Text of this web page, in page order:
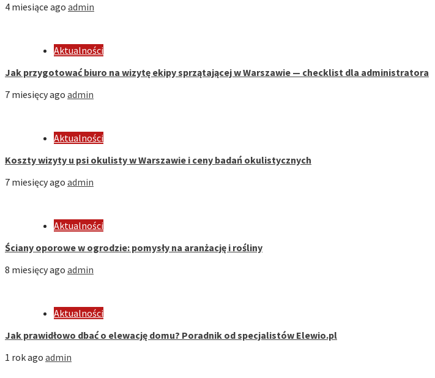
4 miesiące ago admin
Aktualności
Jak przygotować biuro na wizytę ekipy sprzątającej w Warszawie — checklist dla administratora
7 miesięcy ago admin
Aktualności
Koszty wizyty u psi okulisty w Warszawie i ceny badań okulistycznych
7 miesięcy ago admin
Aktualności
Ściany oporowe w ogrodzie: pomysły na aranżację i rośliny
8 miesięcy ago admin
Aktualności
Jak prawidłowo dbać o elewację domu? Poradnik od specjalistów Elewio.pl
1 rok ago admin